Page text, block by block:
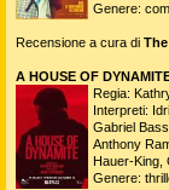
Genere:
Recensione a cura di
A HOUSE OF
Regia:
Interpreti:
Gabriel
Anthony
Hauer-King,
Genere: